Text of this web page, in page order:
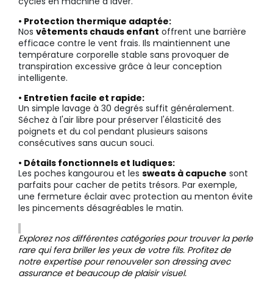
• Protection thermique adaptée:
Nos vêtements chauds enfant offrent une barrière
efficace contre le vent frais. Ils maintiennent une
température corporelle stable sans provoquer de
transpiration excessive grâce à leur conception
intelligente.
• Entretien facile et rapide:
Un simple lavage à 30 degrés suffit généralement.
Séchez à l'air libre pour préserver l'élasticité des
poignets et du col pendant plusieurs saisons
consécutives sans aucun souci.
• Détails fonctionnels et ludiques:
Les poches kangourou et les sweats à capuche sont
parfaits pour cacher de petits trésors. Par exemple,
une fermeture éclair avec protection au menton évite
les pincements désagréables le matin.
Explorez nos différentes catégories pour trouver la perle
rare qui fera briller les yeux de votre fils. Profitez de
notre expertise pour renouveler son dressing avec
assurance et beaucoup de plaisir visuel.